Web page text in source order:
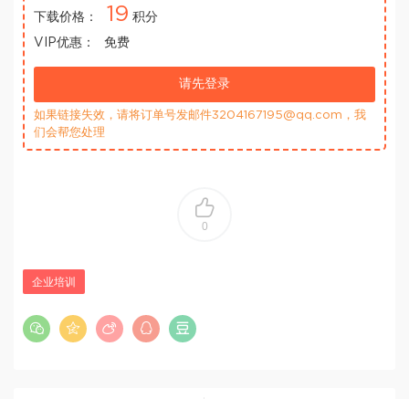
下载价格： 19 积分
VIP优惠：
免费
请先登录
如果链接失效，请将订单号发邮件3204167195@qq.com，我
们会帮您处理
0
企业培训